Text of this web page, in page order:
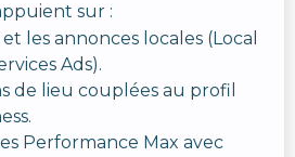
sur :
les annonces locales (Local
Ads).
de lieu couplées au profil
Performance Max avec